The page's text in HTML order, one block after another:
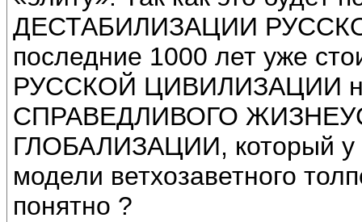
ДЕСТАБИЛИЗАЦИИ
последние 1000 лет уже
РУССКОЙ ЦИВИЛИЗАЦИИ
СПРАВЕДЛИВОГО
ГЛОБАЛИЗАЦИИ, который у
модели ветхозаветного
понятно ?